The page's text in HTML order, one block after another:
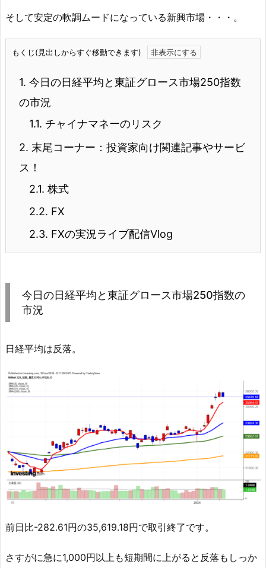
そして安定の軟調ムードになっている新興市場・・・。
もくじ(見出しからすぐ移動できます)
1. 今日の日経平均と東証グロース市場250指数
の市況
1.1. チャイナマネーのリスク
2. 末尾コーナー：投資家向け関連記事やサービ
ス！
2.1. 株式
2.2. FX
2.3. FXの実況ライブ配信Vlog
今日の日経平均と東証グロース市場250指数の
市況
日経平均は反落。
前日比-282.61円の35,619.18円で取引終了です。
さすがに急に1,000円以上も短期間に上がると反落もしっか